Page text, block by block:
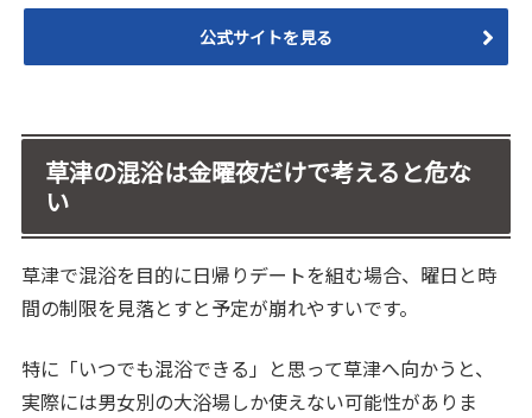
公式サイトを見る
草津の混浴は金曜夜だけで考えると危な
い
草津で混浴を目的に日帰りデートを組む場合、曜日と時
間の制限を見落とすと予定が崩れやすいです。
特に「いつでも混浴できる」と思って草津へ向かうと、
実際には男女別の大浴場しか使えない可能性がありま